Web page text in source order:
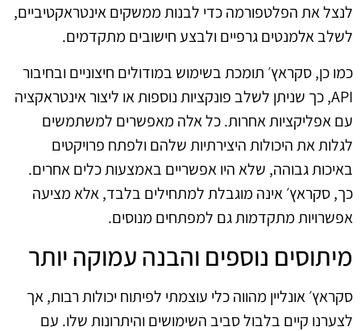
לנצל את הפלטפורמה כדי לבנות ממשקים אינטראקטיביים,
לשלב אלמנטים גרפיים ולבצע חישובים מתקדמים.
כמו כן, סקראץ׳ תומכת בשימוש במודולים חיצוניים ובחיבור
API, כך שניתן לשלב פונקציות נוספות או ליצור אינטראקציה
עם אפליקציות אחרות. כל אלה מאפשרים למשתמשים
לגלות את היכולות היצירתיות שלהם ולפתח פרויקטים
באיכות גבוהה, שלא היו אפשריים באמצעות כלים אחרים.
כך, סקראץ׳ אינה מוגבלת למתחילים בלבד, אלא מציעה
אפשרויות מתקדמות גם למפתחים מנוסים.
מיתוסים נוספים והבנה עמוקה יותר
סקראץ׳ אונליין מהווה כלי עוצמתי לפיתוח יכולות רבות, אך
לצערנו קיים בלבול סביב השימושים והיתרונות שלו. עם